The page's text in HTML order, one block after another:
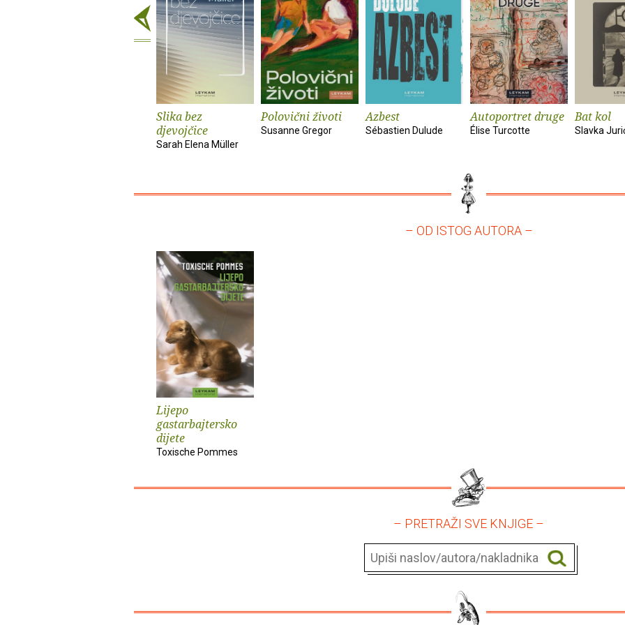
Slika bez
djevojčice
Sarah Elena Müller
Polovični životi
Susanne Gregor
Azbest
Sébastien Dulude
Autoportret druge
Élise Turcotte
Bat kol
Slavka
– OD ISTOG AUTORA –
Lijepo
gastarbajtersko
dijete
Toxische Pommes
– PRETRAŽI SVE KNJIGE –